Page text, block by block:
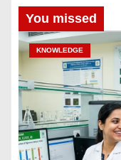
You missed
KNOWLEDGE